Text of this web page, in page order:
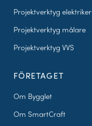
Projektverktyg elektriker
Projektverktyg målare
Projektverktyg VVS
FÖRETAGET
Om Bygglet
Om SmartCraft